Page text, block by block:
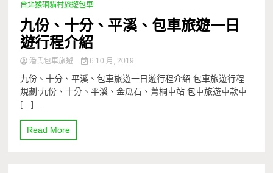
台北猴硐貓村旅遊包車
九份、十分、平溪、包車旅遊一日
遊行程介紹
潘氏包車旅遊 6 10 月, 2019
九份、十分、平溪、包車旅遊一日遊行程介紹 包車旅遊行程
規劃:九份、十分、平溪、金瓜石、菁桐車站 包車旅遊車款車
[…]...
Read More